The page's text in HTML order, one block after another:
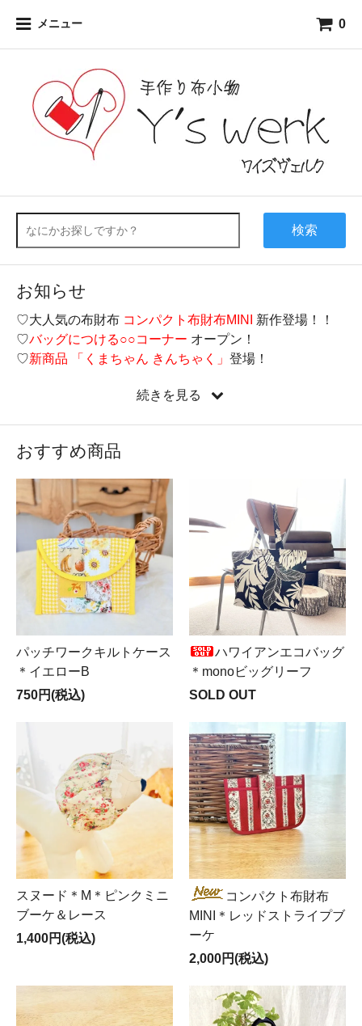
メニュー 0
検索
お知らせ
♡大人気の布財布 コンパクト布財布MINI 新作登場！！
♡バッグにつける○○コーナー オープン！
♡新商品 「くまちゃん きんちゃく」 登場！
♡遂に来ました！LIBERTY全品半額SALE実施中
続きを見る
おすすめ商品
パッチワークキルトケース
＊イエローB
750円(税込)
ハワイアンエコバッグ
＊monoビッグリーフ
SOLD OUT
スヌード＊M＊ピンクミニ
ブーケ＆レース
1,400円(税込)
コンパクト布財布
MINI＊レッドストライプブ
ーケ
2,000円(税込)